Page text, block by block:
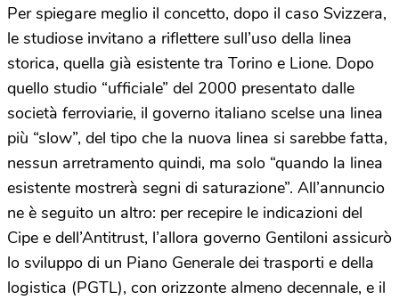
Per spiegare meglio il concetto, dopo il caso Svizzera,
le studiose invitano a riflettere sull’uso della linea
storica, quella già esistente tra Torino e Lione. Dopo
quello studio “ufficiale” del 2000 presentato dalle
società ferroviarie, il governo italiano scelse una linea
più “slow”, del tipo che la nuova linea si sarebbe fatta,
nessun arretramento quindi, ma solo “quando la linea
esistente mostrerà segni di saturazione”. All’annuncio
ne è seguito un altro: per recepire le indicazioni del
Cipe e dell’Antitrust, l’allora governo Gentiloni assicurò
lo sviluppo di un Piano Generale dei trasporti e della
logistica (PGTL), con orizzonte almeno decennale, e il